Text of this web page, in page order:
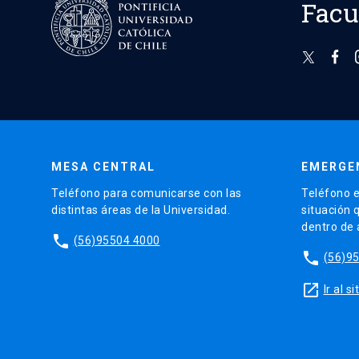
MESA CENTRAL
Teléfono para comunicarse con las
distintas áreas de la Universidad.
phone (56)95504 4000
Teléfono
situación
dentro de
phone
launch Ir al